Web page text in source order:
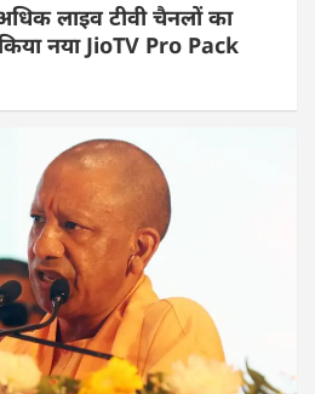
लाइव टीवी चैनलों का
नया JioTV Pro Pack